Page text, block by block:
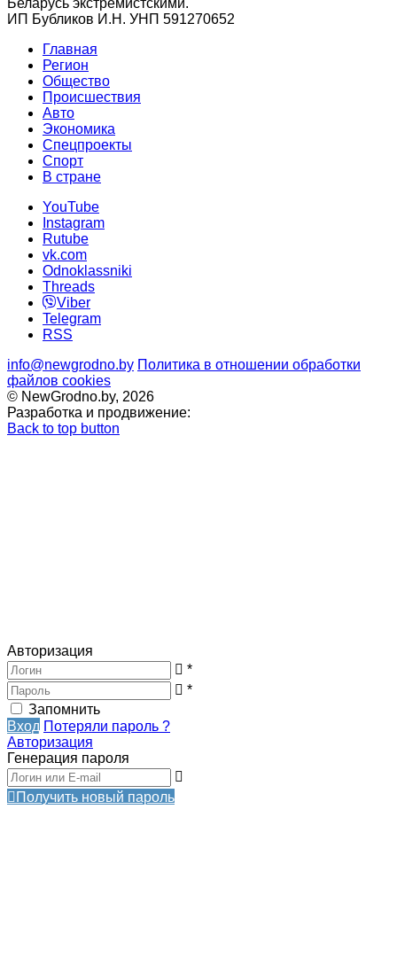
Беларусь экстремистскими.
ИП Бубликов И.Н. УНП 591270652
Главная
Регион
Общество
Происшествия
Авто
Экономика
Спецпроекты
Cпорт
В стране
YouTube
Instagram
Rutube
vk.com
Odnoklassniki
Threads
Viber
Telegram
RSS
info@newgrodno.by Политика в отношении обработки
файлов cookies
© NewGrodno.by, 2026
Разработка и продвижение:
Back to top button
Авторизация
*
*
Запомнить
Вход Потеряли пароль ?
Авторизация
Генерация пароля
Получить новый пароль